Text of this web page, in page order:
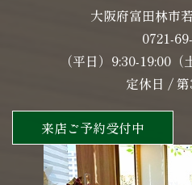
大阪府富田林市
0721-
（平日）9:30-19:00
定休日 /
来店ご予約受付中